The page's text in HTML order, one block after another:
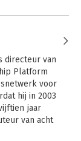
directeur van
Platform
voor
hij in 2003
jaar
van acht